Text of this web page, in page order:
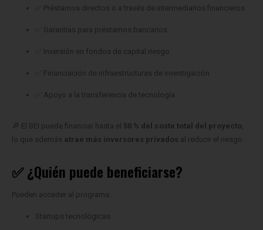
✅ Préstamos directos o a través de intermediarios financieros
✅ Garantías para préstamos bancarios
✅ Inversión en fondos de capital riesgo
✅ Financiación de infraestructuras de investigación
✅ Apoyo a la transferencia de tecnología
🔎 El BEI puede financiar hasta el 50 % del coste total del proyecto,
lo que además atrae más inversores privados al reducir el riesgo.
✅ ¿Quién puede beneficiarse?
Pueden acceder al programa:
Startups tecnológicas